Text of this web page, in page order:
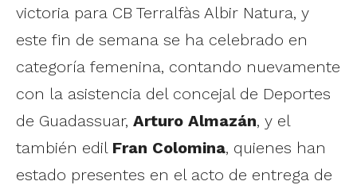
victoria para CB Terralfàs Albir Natura, y
este fin de semana se ha celebrado en
categoría femenina, contando nuevamente
con la asistencia del concejal de Deportes
de Guadassuar, Arturo Almazán, y el
también edil Fran Colomina, quienes han
estado presentes en el acto de entrega de